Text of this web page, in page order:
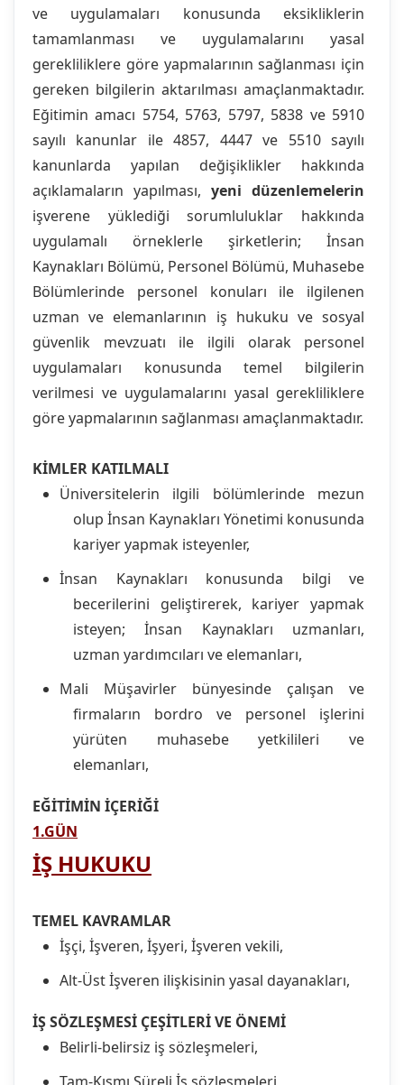
ve uygulamaları konusunda eksikliklerin
tamamlanması ve uygulamalarını yasal
gerekliliklere göre yapmalarının sağlanması için
gereken bilgilerin aktarılması amaçlanmaktadır.
Eğitimin amacı 5754, 5763, 5797, 5838 ve 5910
sayılı kanunlar ile 4857, 4447 ve 5510 sayılı
kanunlarda yapılan değişiklikler hakkında
açıklamaların yapılması,yeni düzenlemelerin
işverene yüklediği sorumluluklar hakkında
uygulamalı örneklerle şirketlerin; İnsan
Kaynakları Bölümü, Personel Bölümü, Muhasebe
Bölümlerinde personel konuları ile ilgilenen
uzman ve elemanlarının iş hukuku ve sosyal
güvenlik mevzuatı ile ilgili olarak personel
uygulamaları konusunda temel bilgilerin
verilmesi ve uygulamalarını yasal gerekliliklere
göre yapmalarının sağlanması amaçlanmaktadır.
KİMLER KATILMALI
Üniversitelerin ilgili bölümlerinde mezun
olup İnsan Kaynakları Yönetimi konusunda
kariyer yapmak isteyenler,
İnsan Kaynakları konusunda bilgi ve
becerilerini geliştirerek, kariyer yapmak
isteyen; İnsan Kaynakları uzmanları,
uzman yardımcıları ve elemanları,
Mali Müşavirler bünyesinde çalışan ve
firmaların bordro ve personel işlerini
yürüten muhasebe yetkilileri ve
elemanları,
EĞİTİMİN İÇERİĞİ
1.GÜN
İŞ HUKUKU
TEMEL KAVRAMLAR
İşçi, İşveren, İşyeri, İşveren vekili,
Alt-Üst İşveren ilişkisinin yasal dayanakları,
İŞ SÖZLEŞMESİ ÇEŞİTLERİ VE ÖNEMİ
Belirli-belirsiz iş sözleşmeleri,